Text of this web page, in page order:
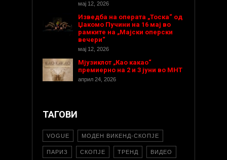
мај 12, 2026
Изведба на операта „Тоска“ од
Џакомо Пучини на 16 мај во
рамките на „Мајски оперски
вечери“
мај 12, 2026
Мјузиклот „Као какао“
премиерно на 2 и 3 јуни во МНТ
април 24, 2026
ТАГОВИ
VOGUE МОДЕН ВИКЕНД-СКОПЈЕ
ПАРИЗ СКОПЈЕ ТРЕНД ВИДЕО